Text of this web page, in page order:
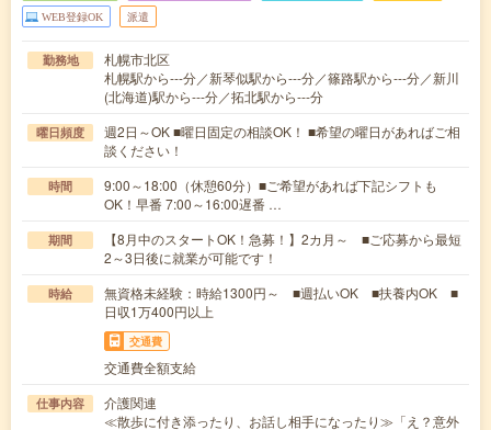
WEB登録OK 派遣
勤務地
札幌市北区
札幌駅から---分／新琴似駅から---分／篠路駅から---分／新川
(北海道)駅から---分／拓北駅から---分
曜日頻度
週2日～OK ■曜日固定の相談OK！ ■希望の曜日があればご相
談ください！
時間
9:00～18:00（休憩60分）■ご希望があれば下記シフトも
OK！早番 7:00～16:00遅番 …
期間
【8月中のスタートOK！急募！】2カ月～ ■ご応募から最短
2～3日後に就業が可能です！
時給
無資格未経験：時給1300円～ ■週払いOK ■扶養内OK ■
日収1万400円以上
交通費
交通費全額支給
仕事内容
介護関連
≪散歩に付き添ったり、お話し相手になったり≫「え？意外